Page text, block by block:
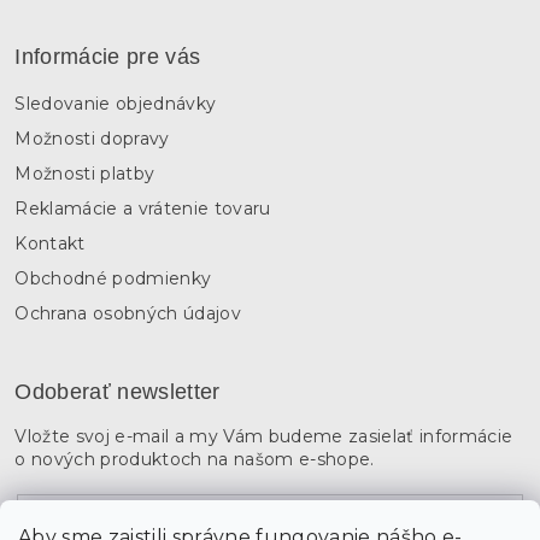
Informácie pre vás
Sledovanie objednávky
Možnosti dopravy
Možnosti platby
Reklamácie a vrátenie tovaru
Kontakt
Obchodné podmienky
Ochrana osobných údajov
Odoberať newsletter
Vložte svoj e-mail a my Vám budeme zasielať informácie
o nových produktoch na našom e-shope.